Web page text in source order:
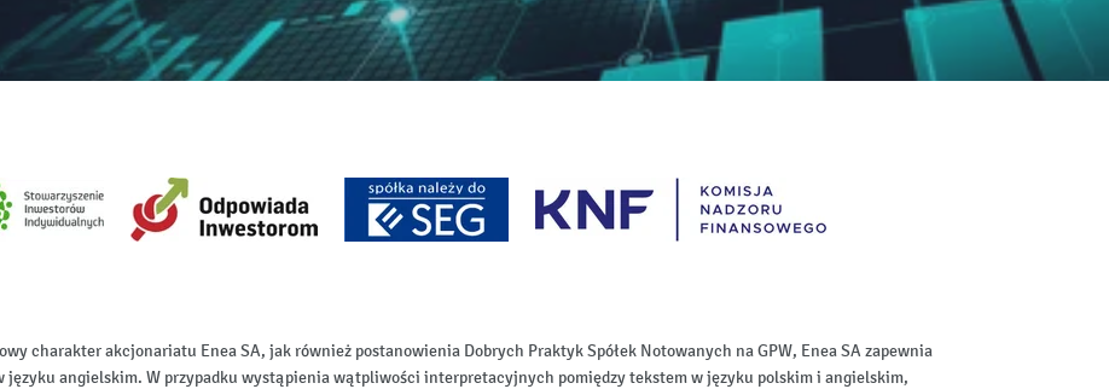
charakter akcjonariatu Enea SA, jak również postanowienia Dobrych Praktyk Spółek Notowanych na GPW, Enea SA zapewnia
angielskim. W przypadku wystąpienia wątpliwości interpretacyjnych pomiędzy tekstem w języku polskim i angielskim,